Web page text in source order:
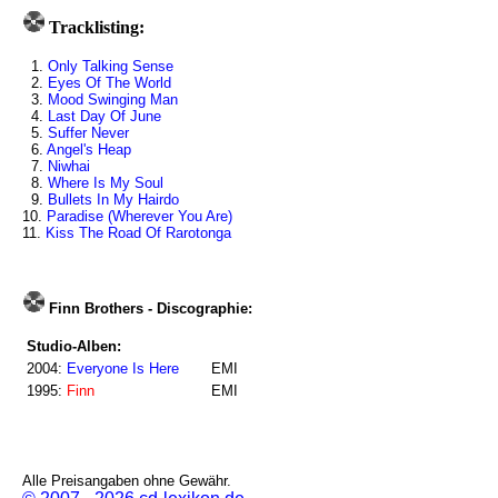
Tracklisting:
1. Only Talking Sense
2. Eyes Of The World
3. Mood Swinging Man
4. Last Day Of June
5. Suffer Never
6. Angel's Heap
7. Niwhai
8. Where Is My Soul
9. Bullets In My Hairdo
10. Paradise (Wherever You Are)
11. Kiss The Road Of Rarotonga
Finn Brothers - Discographie:
Studio-Alben:
2004: Everyone Is Here
EMI
1995: Finn EMI
Alle Preisangaben ohne Gewähr.